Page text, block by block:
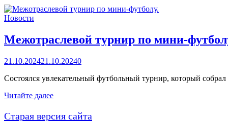
Новости
Межотраслевой турнир по мини-
21.10.202421.10.20240
Состоялся увлекательный футбольный турнир, который
Межотраслевой
по
Читайте далее
Старая версия сайта